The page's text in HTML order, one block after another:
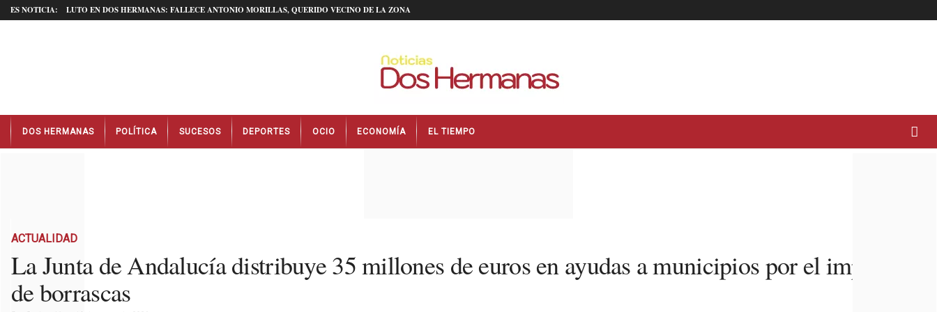
ES NOTICIA: LUTO EN DOS HERMANAS: FALLECE ANTONIO MORILLAS, QUERIDO VECINO DE LA ZONA
t
DOS HERMANAS POLÍTICA SUCESOS DEPORTES OCIO ECONOMÍA EL TIEMPO
ACTUALIDAD
La Junta de Andalucía distribuye 35 millones de euros en ayudas a municipios por el impacto
de borrascas